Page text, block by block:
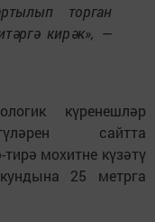
торган
кирәк», —
күренешләр
сайтта
мохитне күзәтү
25 метрга